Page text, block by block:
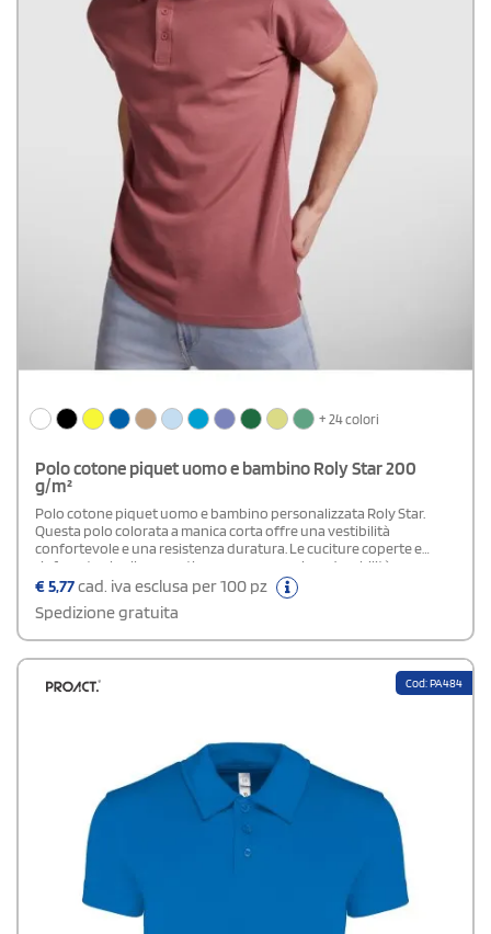
+ 24 colori
Polo cotone piquet uomo e bambino Roly Star 200
g/m²
Polo cotone piquet uomo e bambino personalizzata Roly Star.
Questa polo colorata a manica corta offre una vestibilità
confortevole e una resistenza duratura. Le cuciture coperte e
rinforzate al collo garantiscono una maggiore durabilità e un
aspetto sempre impeccabile. Il collo e le maniche a costine
aggiungono un dettaglio di stile classico e una vestibilità ottimale.
La struttura è completata da cuciture laterali che definiscono
ulteriormente il taglio del capo, mentre i tre bottoni frontali e gli
spacchi laterali aumentano la praticità e la libertà di
€5,77cad. iva esclusa per 100 pz
Spedizione gratuita
Cod: PA484